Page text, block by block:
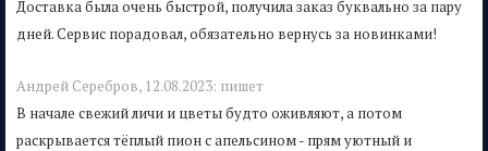
Доставка была очень быстрой, получила заказ буквально за пару
дней. Сервис порадовал, обязательно вернусь за новинками!
Андрей Серебров, 12.08.2023: пишет
В начале свежий личи и цветы будто оживляют, а потом
раскрывается тёплый пион с апельсином - прям уютный и